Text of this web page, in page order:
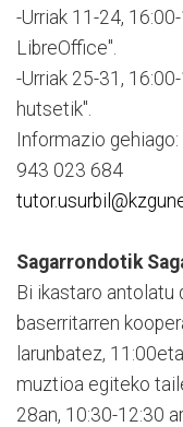
-Urriak 11-24,
LibreOffice".
-Urriak 25-31,
hutsetik".
Informazio gehiago:
943 023 684
Sagarrondotik
Bi ikastaro antolatu
baserritarren
larunbatez,
muztioa egiteko
28an, 10:30-12:30